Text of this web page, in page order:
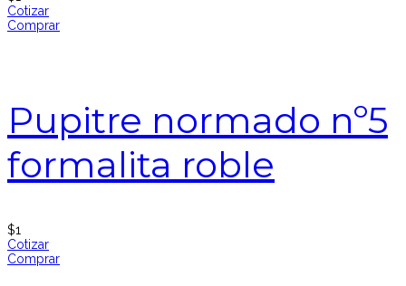
Cotizar
Comprar
Pupitre normado nº5
formalita roble
$1
Cotizar
Comprar